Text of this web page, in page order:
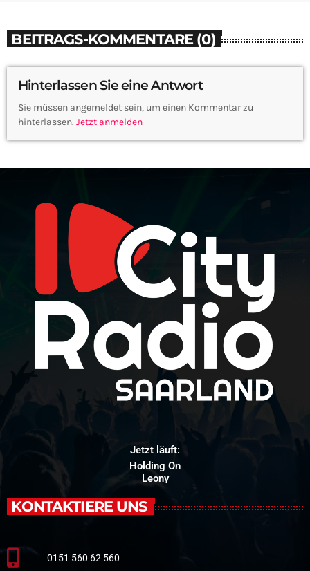
BEITRAGS-KOMMENTARE (0)
Hinterlassen Sie eine Antwort
Sie müssen angemeldet sein, um einen Kommentar zu
hinterlassen. Jetzt anmelden
Jetzt läuft:
Holding On
Leony
KONTAKTIERE UNS
0151 560 62 560